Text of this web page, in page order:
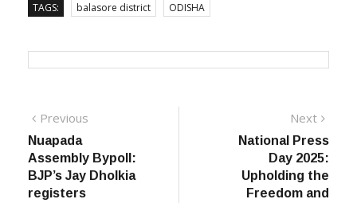
TAGS: balasore district ODISHA
Post
navigation
Previous
Nuapada
Assembly Bypoll:
BJP’s Jay Dholkia
registers
Next
post:
National Press
Day 2025:
Upholding the
Freedom and